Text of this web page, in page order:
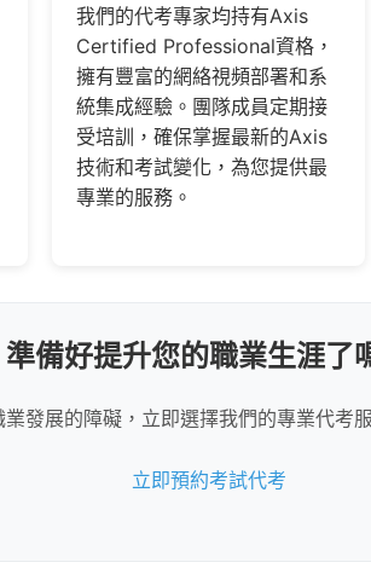
我們的代考專家均持有Axis
Certified Professional資格，
擁有豐富的網絡視頻部署和系
統集成經驗。團隊成員定期接
受培訓，確保掌握最新的Axis
技術和考試變化，為您提供最
專業的服務。
準備好提升您的職業生涯了
發展的障礙，立即選擇我們的專業代考
立即預約考試代考